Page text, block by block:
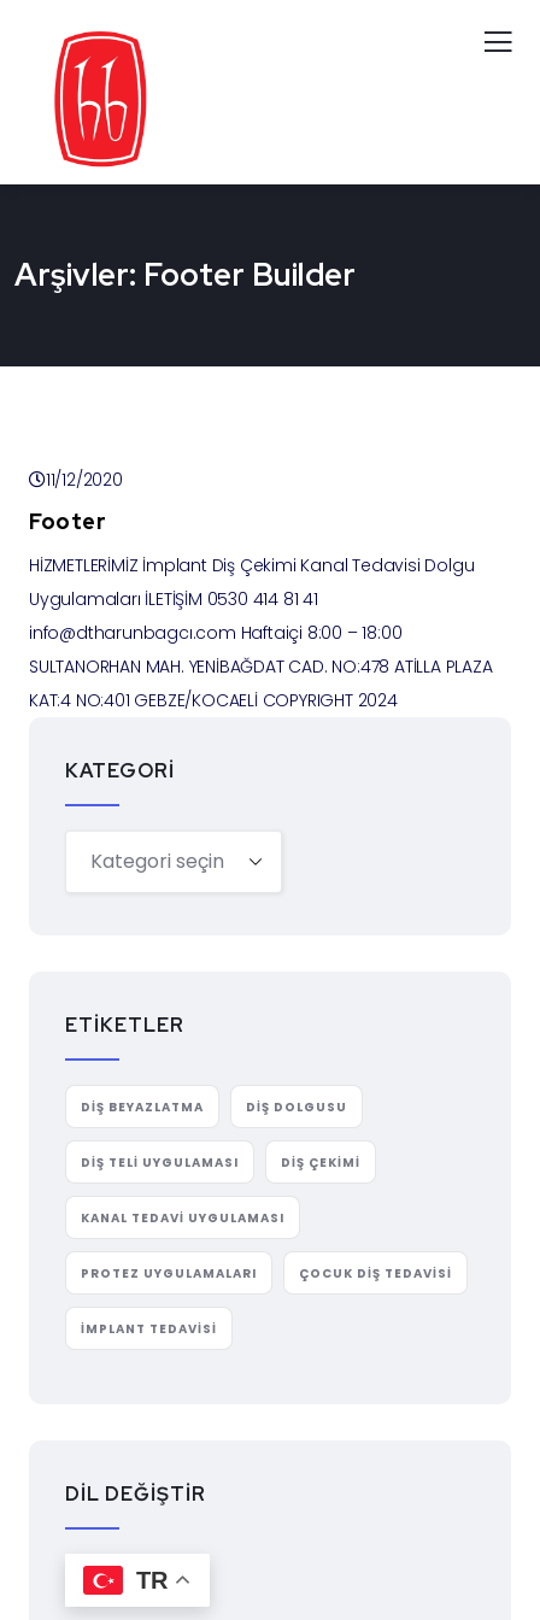
Arşivler: Footer Builder
11/12/2020
Footer
HİZMETLERİMİZ İmplant Diş Çekimi Kanal Tedavisi Dolgu
Uygulamaları İLETİŞİM 0530 414 81 41
info@dtharunbagcı.com Haftaiçi 8:00 – 18:00
SULTANORHAN MAH. YENİBAĞDAT CAD. NO:478 ATİLLA PLAZA
KAT:4 NO:401 GEBZE/KOCAELİ COPYRIGHT 2024
KATEGORI
ETIKETLER
DIŞ BEYAZLATMA DIŞ DOLGUSU
DIŞ TELI UYGULAMASI DIŞ ÇEKIMI
KANAL TEDAVI UYGULAMASI
PROTEZ UYGULAMALARI ÇOCUK DIŞ TEDAVISI
İMPLANT TEDAVISI
DİL DEĞİŞTİR
TR